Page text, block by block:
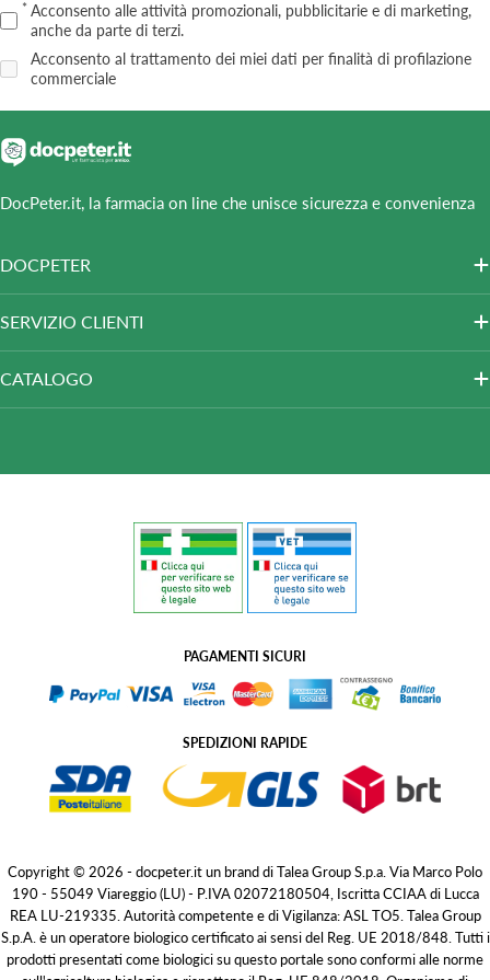
Acconsento alle attività promozionali, pubblicitarie e di marketing,
anche da parte di terzi.
Acconsento al trattamento dei miei dati per finalità di profilazione
commerciale
DocPeter.it, la farmacia on line che unisce sicurezza e convenienza
DOCPETER
SERVIZIO CLIENTI
CATALOGO
PAGAMENTI SICURI
SPEDIZIONI RAPIDE
Copyright © 2026 - docpeter.it un brand di Talea Group S.p.a. Via Marco Polo
190 - 55049 Viareggio (LU) - P.IVA 02072180504, Iscritta CCIAA di Lucca
REA LU-219335. Autorità competente e di Vigilanza: ASL TO5. Talea Group
S.p.A. è un operatore biologico certificato ai sensi del Reg. UE 2018/848. Tutti i
prodotti presentati come biologici su questo portale sono conformi alle norme